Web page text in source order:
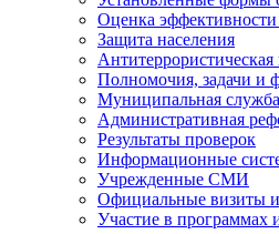
Оценка эффективности
Защита населения
Полномочия, задачи и
Муниципальная служба
Административная
Результаты проверок
Информационные
Учрежденные СМИ
Официальные визиты и
Участие в программах